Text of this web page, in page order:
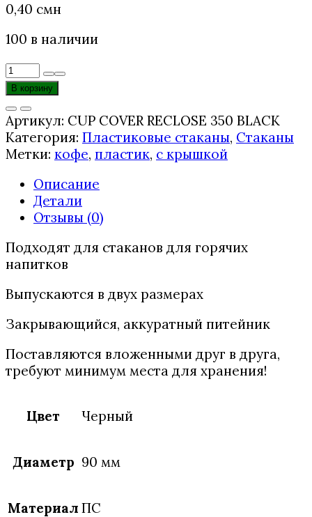
0,40 смн
100 в наличии
Количество
товара
ДЛЯ
СТАКАНОВ
CUP
RECLOSE
350
BLACK
ММ
ЧЁРНАЯ
С
ПИТЕЙНИКОМ
В корзину
Артикул: CUP COVER RECLOSE 350 BLACK
Категория: Пластиковые стаканы, Стаканы
Метки: кофе, пластик, с крышкой
Описание
Детали
Отзывы (0)
Подходят для стаканов для горячих
напитков
Выпускаются в двух размерах
Закрывающийся, аккуратный питейник
Поставляются вложенными друг в друга,
требуют минимум места для хранения!
Цвет Черный
Диаметр 90 мм
Материал ПС